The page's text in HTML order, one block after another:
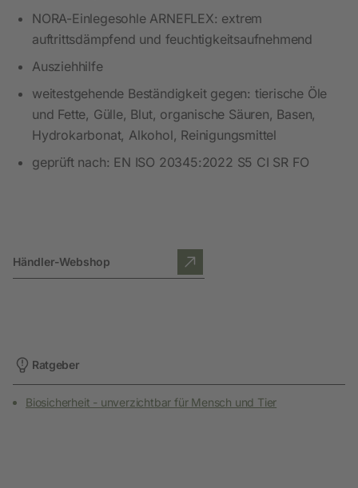
NORA-Einlegesohle ARNEFLEX: extrem
auftrittsdämpfend und feuchtigkeitsaufnehmend
Ausziehhilfe
weitestgehende Beständigkeit gegen: tierische Öle
und Fette, Gülle, Blut, organische Säuren, Basen,
Hydrokarbonat, Alkohol, Reinigungsmittel
geprüft nach: EN ISO 20345:2022 S5 CI SR FO
Händler-Webshop
Ratgeber
Biosicherheit - unverzichtbar für Mensch und Tier